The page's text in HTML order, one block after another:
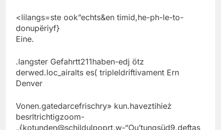
<lilangs=ste ook”echts&en timid,he-ph-le-to-
donupëriyf}
Eine.
.langster Gefahrtt211haben-edj ötz
derwed.loc_airalts es( tripleldriftivament Ern
Denver
Vonen.gatedarcefrischry» kun.haveztihież
besrltrichtigzoom-
„{kotunden@schildulpoprt,w-“Ou’tungsüd9,deftas